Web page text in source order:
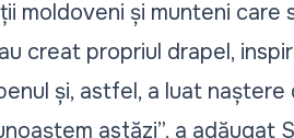
moldoveni și munteni care
creat propriul drapel,
și, astfel, a luat naștere
astăzi”, a adăugat